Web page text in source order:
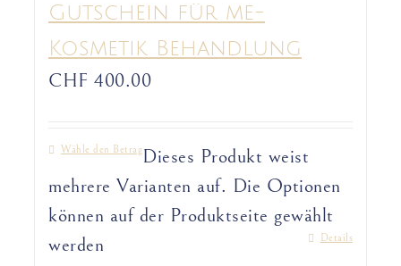
Gutschein für me-
Kosmetik Behandlung
CHF 400.00
Wähle den BetragDieses Produkt weist
mehrere Varianten auf. Die Optionen
können auf der Produktseite gewählt
werden
Details